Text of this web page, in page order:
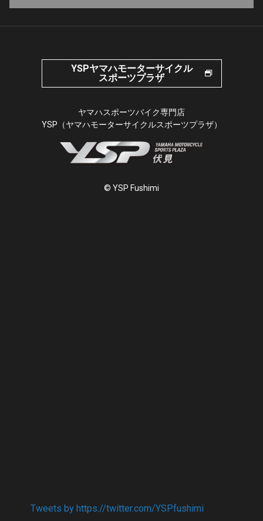
YSPヤマハモーターサイクル
スポーツプラザ
ヤマハスポーツバイク専門店
YSP（ヤマハモーターサイクルスポーツプラザ）
© YSP Fushimi
Tweets by https://twitter.com/YSPfushimi